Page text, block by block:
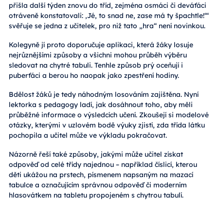
přišla další týden znovu do tříd, zejména osmáci či deváťáci
otráveně konstatovali: ‚Jé, to snad ne, zase má ty špachtle!‘“
svěřuje se jedna z učitelek, pro niž tato „hra“ není novinkou.
Kolegyně jí proto doporučuje aplikaci, která žáky losuje
nejrůznějšími způsoby a všichni mohou průběh výběru
sledovat na chytré tabuli. Tenhle způsob prý oceňují i
puberťáci a berou ho naopak jako zpestření hodiny.
Bdělost žáků je tedy náhodným losováním zajištěna. Nyní
lektorka s pedagogy ladí, jak dosáhnout toho, aby měli
průběžné informace o výsledcích učení. Zkoušejí si modelové
otázky, kterými v uzlovém bodě výuky zjistí, zda třída látku
pochopila a učitel může ve výkladu pokračovat.
Názorně řeší také způsoby, jakými může učitel získat
odpověď od celé třídy najednou – například číslicí, kterou
děti ukážou na prstech, písmenem napsaným na mazací
tabulce a označujícím správnou odpověď či moderním
hlasovátkem na tabletu propojeném s chytrou tabulí.